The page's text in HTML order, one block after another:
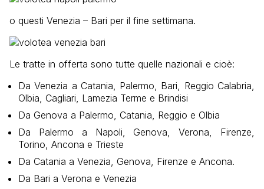
o questi Venezia – Bari per il fine settimana.
Le tratte in offerta sono tutte quelle nazionali e cioè:
Da Venezia a Catania, Palermo, Bari, Reggio Calabria,
Olbia, Cagliari, Lamezia Terme e Brindisi
Da Genova a Palermo, Catania, Reggio e Olbia
Da Palermo a Napoli, Genova, Verona, Firenze,
Torino, Ancona e Trieste
Da Catania a Venezia, Genova, Firenze e Ancona.
Da Bari a Verona e Venezia